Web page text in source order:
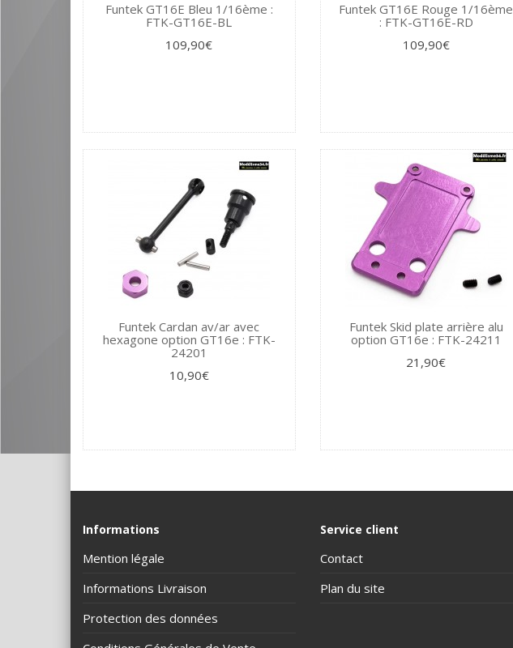
Funtek GT16E Bleu 1/16ème :
FTK-GT16E-BL
109,90€
Funtek GT16E Rouge 1/16ème
: FTK-GT16E-RD
109,90€
Funtek Cardan av/ar avec
hexagone option GT16e : FTK-
24201
10,90€
Funtek Skid plate arrière alu
option GT16e : FTK-24211
21,90€
Informations
Mention légale
Informations Livraison
Protection des données
Service client
Contact
Plan du site